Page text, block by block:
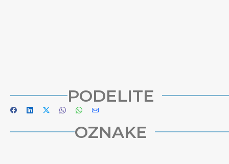
PODELITE
OZNAKE